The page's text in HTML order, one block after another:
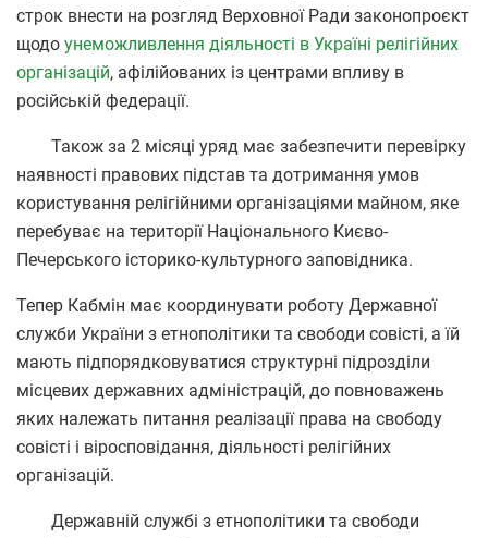
строк внести на розгляд Верховної Ради законопроєкт
щодо унеможливлення діяльності в Україні релігійних
організацій, афілійованих із центрами впливу в
російській федерації.
Також за 2 місяці уряд має забезпечити перевірку
наявності правових підстав та дотримання умов
користування релігійними організаціями майном, яке
перебуває на території Національного Києво-
Печерського історико-культурного заповідника.
Тепер Кабмін має координувати роботу Державної
служби України з етнополітики та свободи совісті, а їй
мають підпорядковуватися структурні підрозділи
місцевих державних адміністрацій, до повноважень
яких належать питання реалізації права на свободу
совісті і віросповідання, діяльності релігійних
організацій.
Державній службі з етнополітики та свободи